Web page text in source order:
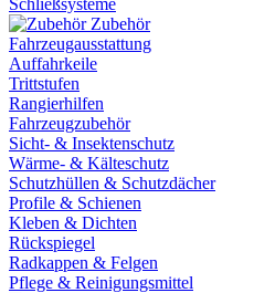
Schließsysteme
Zubehör
Fahrzeugausstattung
Auffahrkeile
Trittstufen
Rangierhilfen
Fahrzeugzubehör
Sicht- & Insektenschutz
Wärme- & Kälteschutz
Schutzhüllen & Schutzdächer
Profile & Schienen
Kleben & Dichten
Rückspiegel
Radkappen & Felgen
Pflege & Reinigungsmittel